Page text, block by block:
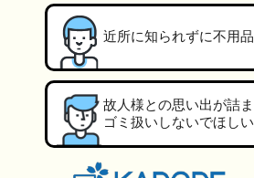
近所に知られずに不用品
故人様との思い出が詰ま
ゴミ扱いしないでほしい